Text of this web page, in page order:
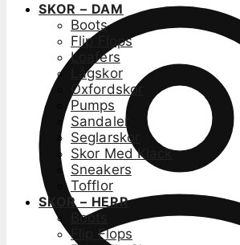
SKOR – DAM
Boots
Flip Flops
Loafers
Lågskor
Oxfordskor
Pumps
Sandaler
Seglarskor
Skor Med Klack
Sneakers
Tofflor
SKOR – HERR
Boots
Flip Flops